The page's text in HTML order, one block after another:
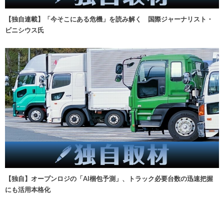
【独自連載】「今そこにある危機」を読み解く 国際ジャーナリスト・
ビニシウス氏
【独自】オープンロジの「AI梱包予測」、トラック必要台数の迅速把握
にも活用本格化